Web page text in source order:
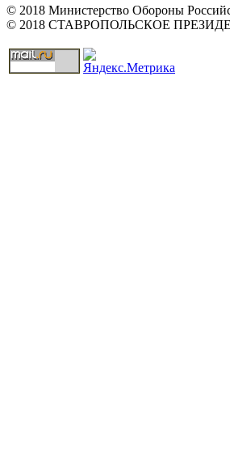
© 2018 Министерство Обороны
© 2018 СТАВРОПОЛЬСКОЕ